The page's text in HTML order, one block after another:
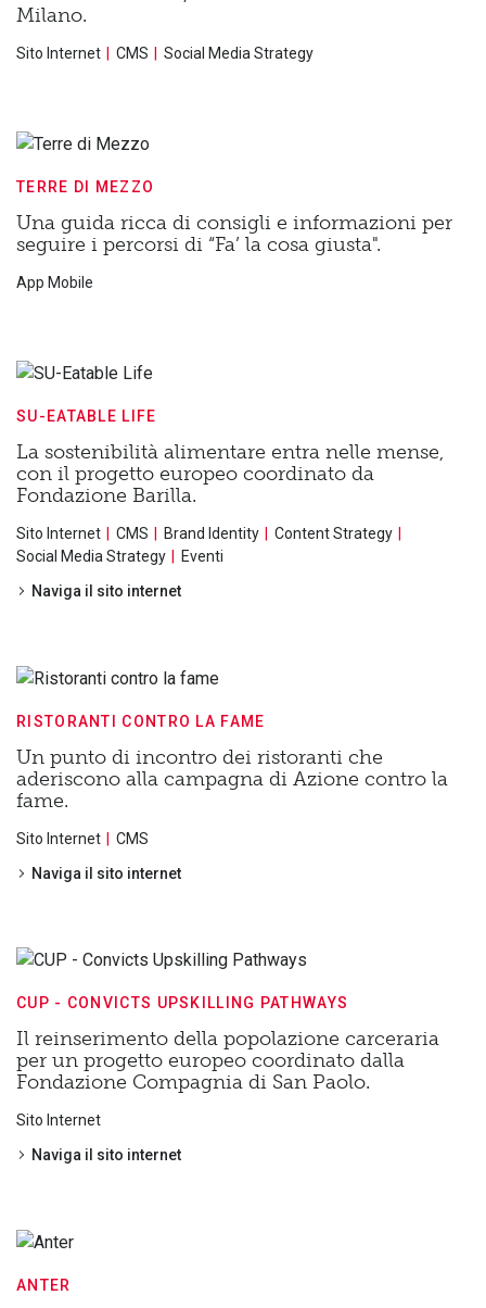
Milano.
Sito Internet CMS Social Media Strategy
TERRE DI MEZZO
Una guida ricca di consigli e informazioni per
seguire i percorsi di “Fa’ la cosa giusta".
App Mobile
SU-EATABLE LIFE
La sostenibilità alimentare entra nelle mense,
con il progetto europeo coordinato da
Fondazione Barilla.
Sito Internet CMS Brand Identity
Content Strategy
Social Media Strategy
Eventi
Naviga il sito internet
RISTORANTI CONTRO LA FAME
Un punto di incontro dei ristoranti che
aderiscono alla campagna di Azione contro la
fame.
Sito Internet
CMS
Naviga il sito internet
CUP - CONVICTS UPSKILLING PATHWAYS
Il reinserimento della popolazione carceraria
per un progetto europeo coordinato dalla
Fondazione Compagnia di San Paolo.
Sito Internet
Naviga il sito internet
ANTER